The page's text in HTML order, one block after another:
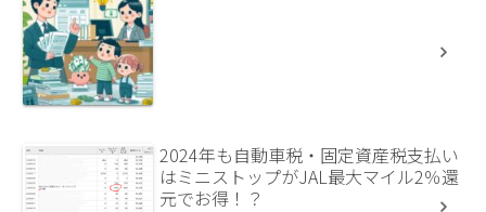
2024年も自動車税・固定資産税支払い
はミニストップがJAL最大マイル2％還
元でお得！？